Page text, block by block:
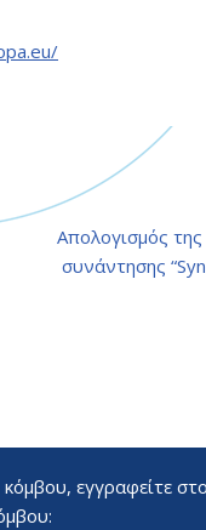
Απολογισμός της
συνάντησης
κόμβου, εγγραφείτε